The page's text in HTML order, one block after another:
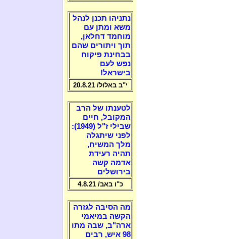
נתניהו תכנן לנהל
משא ומתן עם
מוחמד דחלאן,
תוך ויתורים שהם
בבחינת פיקוח
נפש לעם
בישראל!
י"ב באלול/ 20.8.21
לטענתו של הרב
המקובל, חיים
שבילי ז"ל (1949):
לפני שיתגלה
מלך המשיח,
תהיה רעידת
אדמה קשה
בירושלים
כ"ו באב/ 4.8.21
מה הסיבה לגזרה
הקשה במיאמי
ארה"ב, שבה מתו
98 איש, רבים